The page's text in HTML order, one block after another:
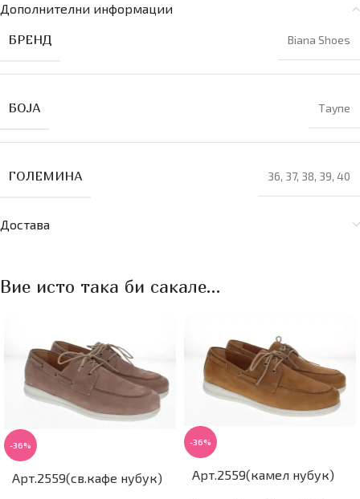
Дополнителни информации
БРЕНД Biana Shoes
БОЈА Таупе
ГОЛЕМИНА 36, 37, 38, 39, 40
Достава
Вие исто така би сакале…
-36%
Арт.2559(св.кафе нубук)
-36%
Арт.2559(камел нубук)